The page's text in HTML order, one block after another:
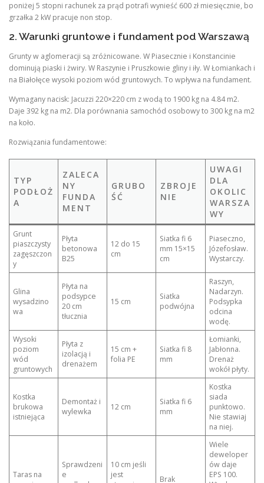
poniżej 5 stopni rachunek za prąd potrafi wynieść 600 zł miesięcznie, bo
grzałka 2 kW pracuje non stop.
2. Warunki gruntowe i fundament pod Warszawą
Grunty w aglomeracji są zróżnicowane. W Piasecznie i Konstancinie
dominują piaski i żwiry. W Raszynie i Pruszkowie gliny i iły. W Łomiankach i
na Białołęce wysoki poziom wód gruntowych. To wpływa na fundament.
Wymagany nacisk: Jacuzzi 220×220 cm z wodą to 1900 kg na 4.84 m2.
Daje 392 kg na m2. Dla porównania samochód osobowy to 300 kg na m2
na koło.
Rozwiązania fundamentowe:
TYP
PODŁOŻ
A
ZALECA
NY
FUNDA
MENT
GRUBO
ŚĆ
ZBROJE
NIE
UWAGI
DLA
OKOLIC
WARSZA
WY
Grunt
piaszczysty
zagęszczon
y
Płyta
betonowa
B25
12 do 15
cm
Siatka fi 6
mm 15×15
cm
Piaseczno,
Józefosław.
Wystarczy.
Glina
wysadzino
wa
Płyta na
podsypce
20 cm
tłucznia
15 cm
Siatka
podwójna
Raszyn,
Nadarzyn.
Podsypka
odcina
wodę.
Wysoki
poziom
wód
gruntowych
Płyta z
izolacją i
drenażem
15 cm +
folia PE
Siatka fi 8
mm
Łomianki,
Jabłonna.
Drenaż
wokół płyty.
Kostka
brukowa
istniejąca
Demontaż i
wylewka
12 cm
Siatka fi 6
mm
Kostka
siada
punktowo.
Nie stawiaj
na niej.
Taras na
Sprawdzeni
e
10 cm jeśli
jest
Brak
Wiele
deweloper
ów daje
EPS 100.